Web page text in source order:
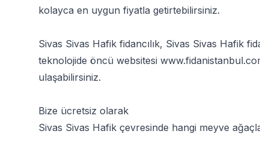
kolayca en uygun fiyatla getirtebilirsiniz.
Sivas Sivas Hafik fidancılık, Sivas Sivas Hafik
teknolojide öncü websitesi
ulaşabilirsiniz.
Bize ücretsiz olarak
Sivas Sivas Hafik çevresinde hangi meyve